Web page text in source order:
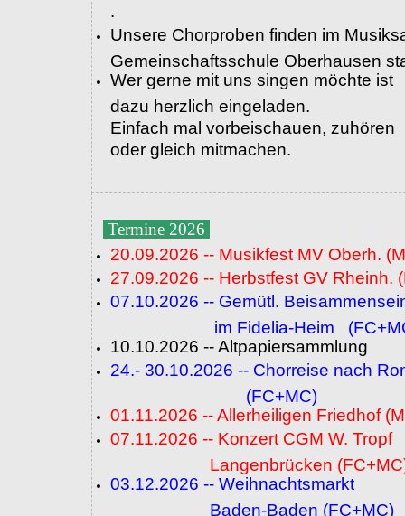
.
Unsere Chorproben finden im
Gemeinschaftsschule Oberhausen
Wer gerne mit uns singen möchte ist
dazu herzlich eingeladen.
Einfach mal vorbeischauen, zuhören
oder gleich mitmachen.
Termine 2026
20.09.2026 -- Musikfest MV Oberh.
27.09.2026 -- Herbstfest GV Rheinh.
07.10.2026 -- Gemütl.
im Fidelia-Heim
10.10.2026 -- Altpapiersammlung
24.- 30.10.2026 -- Chorreise nach
(FC+MC)
01.11.2026 -- Allerheiligen Friedhof
07.11.2026 -- Konzert CGM W. Tropf
Langenbrücken
03.12.2026 -- Weihnachtsmarkt
Baden-Baden (FC+MC)